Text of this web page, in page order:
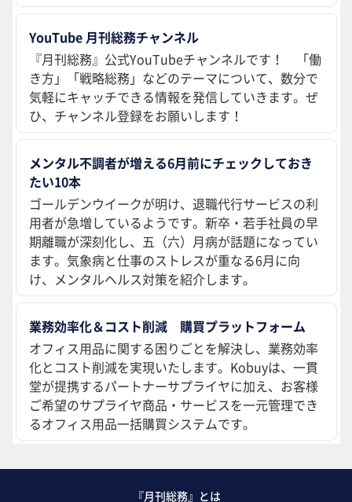
YouTube 月刊総務チャンネル
『月刊総務』公式YouTubeチャンネルです！ 「働
き方」「戦略総務」などのテーマについて、数分で
気軽にキャッチできる情報を発信していきます。ぜ
ひ、チャンネル登録をお願いします！
メンタル不調者が増える6月前にチェックしておき
たい10本
ゴールデンウイークが明け、退職代行サービスの利
用者が急増しているようです。新卒・若手社員の早
期離職が深刻化し、五（六）月病が話題になってい
ます。気象病と仕事のストレスが重なる6月に向
け、メンタルヘルス対策を紹介します。
業務効率化＆コスト削減 購買プラットフォーム
オフィス用品に関する困りごとを解決し、業務効率
化とコスト削減を実現いたします。Kobuyは、一貫
堂が提携するパートナーサプライヤに加え、お客様
ご希望のサプライヤ商品・サービスを一元管理でき
るオフィス用品一括購買システムです。
『月刊総務』とは